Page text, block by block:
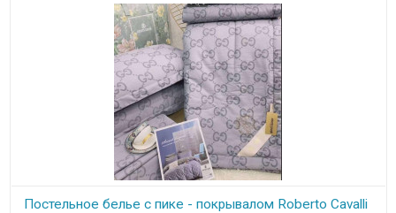
постельного белья вместо пододеяльника идет покрывало -
пике с тонким слоем наполнителя с нежнейшей ткани -
египетского хлопка, на ощупь похоже к шелку, можно
укрываться, а также использовать как покрывало на кровать.
Постельное белье с пике - покрывалом Roberto Cavalli